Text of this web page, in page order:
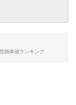
個体値ランキング